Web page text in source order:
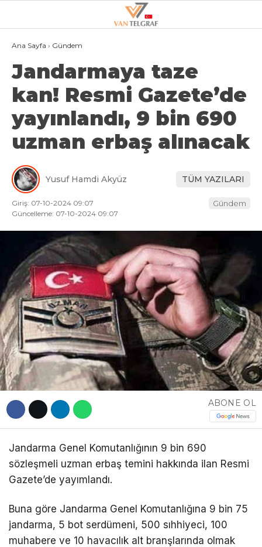
WhatsApp İhbar
Hattı
Facebook
TikTok
21.3°
GALERİ VİDEO
VAN
BÖLGE
3.SAYFA
GÜNDEM
SPOR
EKONOMI
POLITIKA
DÜNYA
EĞITIM
DIĞER
Ana Sayfa › Gündem
Jandarmaya taze
kan! Resmi Gazete’de
yayınlandı, 9 bin 690
uzman erbaş alınacak
Yusuf Hamdi Akyüz TÜM YAZILARI
Giriş: 07-10-2024 09:07
Güncelleme: 07-10-2024 09:07
Gündem
ABONE OL
Jandarma Genel Komutanlığının 9 bin 690
sözleşmeli uzman erbaş temini hakkında ilan Resmi
Gazete’de yayımlandı.
Buna göre Jandarma Genel Komutanlığına 9 bin 75
jandarma, 5 bot serdümeni, 500 sıhhiyeci, 100
muhabere ve 10 havacılık alt branşlarında olmak